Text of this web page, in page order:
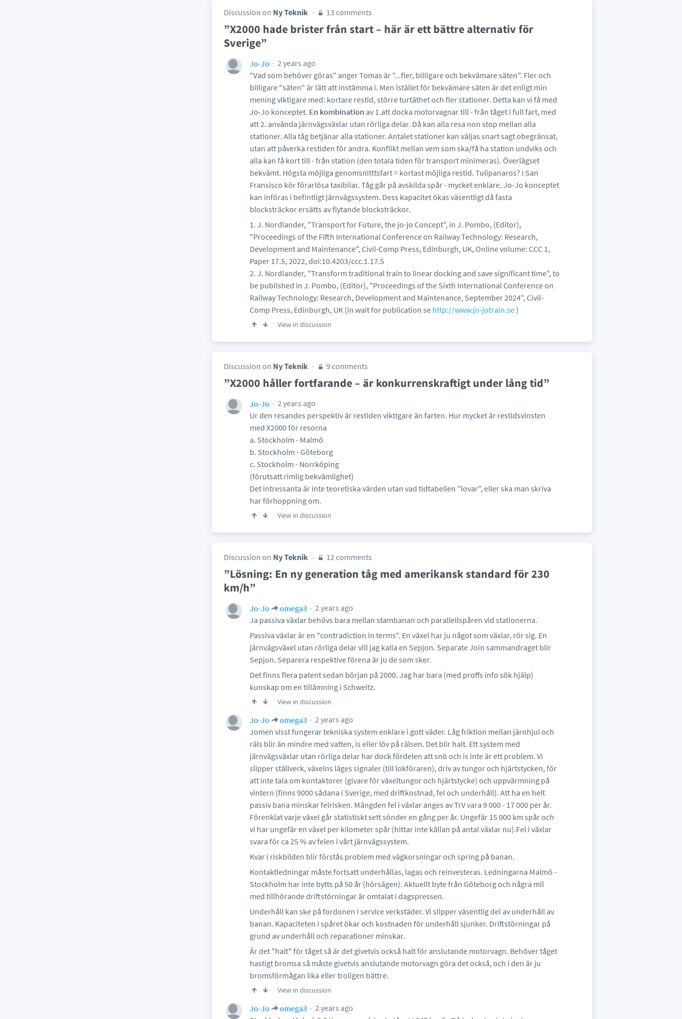
Discussion on Ny Teknik 13 comments
”X2000 hade brister från start – här är ett bättre alternativ för
Sverige”
Jo-Jo
2 years ago
"Vad som behöver göras" anger Tomas är "...fler, billigare och bekvämare säten". Fler och
billigare "säten" är lätt att instämma i. Men istället för bekvämare säten är det enligt min
mening viktigare med: kortare restid, större turtäthet och fler stationer. Detta kan vi få med
Jo-Jo konceptet. En kombination av 1.att docka motorvagnar till - från tåget i full fart, med
att 2. använda järnvägsväxlar utan rörliga delar. Då kan alla resa non stop mellan alla
stationer. Alla tåg betjänar alla stationer. Antalet stationer kan väljas snart sagt obegränsat,
utan att påverka restiden för andra. Konflikt mellan vem som ska/få ha station undviks och
alla kan få kort till - från station (den totala tiden för transport minimeras). Överlägset
bekvämt. Högsta möjliga genomsnitttsfart = kortast möjliga restid. Tulipanaros? I San
Fransisco kör förarlösa taxibilar. Tåg går på avskilda spår - mycket enklare. Jo-Jo konceptet
kan införas i befintligt järnvägssystem. Dess kapacitet ökas väsentligt då fasta
blocksträckor ersätts av flytande blocksträckor.
1. J. Nordlander, "Transport for Future, the jo-jo Concept", in J. Pombo, (Editor),
"Proceedings of the Fifth International Conference on Railway Technology: Research,
Development and Maintenance", Civil-Comp Press, Edinburgh, UK, Online volume: CCC 1,
Paper 17.5, 2022, doi:10.4203/ccc.1.17.5
2. J. Nordlander, "Transform traditional train to linear docking and save significant time", to
be published in J. Pombo, (Editor), "Proceedings of the Sixth International Conference on
Railway Technology: Research, Development and Maintenance, September 2024", Civil-
Comp Press, Edinburgh, UK (in wait for publication se http://www.jo-jotrain.se)
View in discussion
Discussion on Ny Teknik 9 comments
”X2000 håller fortfarande – är konkurrenskraftigt under lång tid”
Jo-Jo
2 years ago
Ur den resandes perspektiv är restiden viktigare än farten. Hur mycket är restidsvinsten
med X2000 för resorna
a. Stockholm - Malmö
b. Stockholm - Göteborg
c. Stockholm - Norrköping
(förutsatt rimlig bekvämlighet)
Det intressanta är inte teoretiska värden utan vad tidtabellen "lovar", eller ska man skriva
har förhoppning om.
View in discussion
Discussion on Ny Teknik 12 comments
”Lösning: En ny generation tåg med amerikansk standard för 230
km/h”
Jo-Jo omega3
2 years ago
Ja passiva växlar behövs bara mellan stambanan och parallellspåren vid stationerna.
Passiva växlar är en "contradiction in terms". En växel har ju något som växlar, rör sig. En
järnvägsväxel utan rörliga delar vill jag kalla en Sepjon. Separate Join sammandraget blir
Sepjon. Separera respektive förena är ju de som sker.
Det finns flera patent sedan början på 2000. Jag har bara (med proffs info sök hjälp)
kunskap om en tillämning i Schweitz.
View in discussion
Jo-Jo omega3
2 years ago
Jomen visst fungerar tekniska system enklare i gott väder. Låg friktion mellan järnhjul och
räls blir än mindre med vatten, is eller löv på rälsen. Det blir halt. Ett system med
järnvägsväxlar utan rörliga delar har dock fördelen att snö och is inte är ett problem. Vi
slipper ställverk, växelns läges signaler (till lokföraren), driv av tungor och hjärtstycken, för
att inte tala om kontaktorer (givare för växeltungor och hjärtstycke) och uppvärmning på
vintern (finns 9000 sådana i Sverige, med driftkostnad, fel och underhåll). Att ha en helt
passiv bana minskar felrisken. Mängden fel i växlar anges av TrV vara 9 000 - 17 000 per år.
Förenklat varje växel går statistiskt sett sönder en gång per år. Ungefär 15 000 km spår och
vi har ungefär en växel per kilometer spår (hittar inte källan på antal växlar nu).Fel i växlar
svara för ca 25 % av felen i vårt järnvägssystem.
Kvar i riskbilden blir förstås problem med vägkorsningar och spring på banan.
Kontaktledningar måste fortsatt underhållas, lagas och reinvesteras. Ledningarna Malmö -
Stockholm har inte bytts på 50 år (hörsägen). Aktuellt byte från Göteborg och några mil
med tillhörande driftstörningar är omtalat i dagspressen.
Underhåll kan ske på fordonen i service verkstäder. Vi slipper väsentlig del av underhåll av
banan. Kapaciteten i spåret ökar och kostnaden för underhåll sjunker. Driftstörningar på
grund av underhåll och reparationer minskar.
Är det "halt" för tåget så är det givetvis också halt för anslutande motorvagn. Behöver tåget
hastigt bromsa så måste givetvis anslutande motorvagn göra det också, och i den är ju
bromsförmågan lika eller troligen bättre.
View in discussion
Jo-Jo omega3
2 years ago